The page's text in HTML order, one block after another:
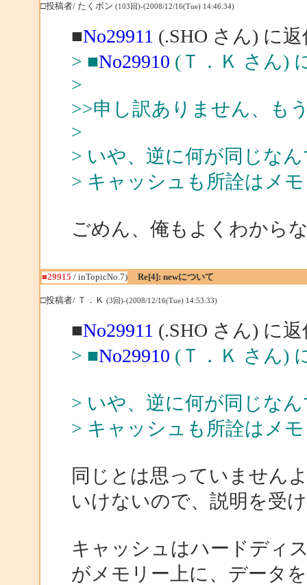
□投稿者/ たくボン (103回)-(2008/12/16(Tue) 14:46:34)
■No29911 (.SHO さん) に返
> ■No29910 (Ｔ．Ｋ さん)
>
>>申し訳ありません、も
>
> いや、逆に何が同じな
> キャッシュも所詮はメ
ごめん、俺もよくわから
■29915 / inTopicNo.7) Re[4]: newについて
□投稿者/ Ｔ．Ｋ (3回)-(2008/12/16(Tue) 14:53:33)
■No29911 (.SHO さん) に返
> ■No29910 (Ｔ．Ｋ さん)
> いや、逆に何が同じな
> キャッシュも所詮はメ
同じとは思っていません
いけないので、説明を受
キャッシュはハードディ
がメモリー上に、データ